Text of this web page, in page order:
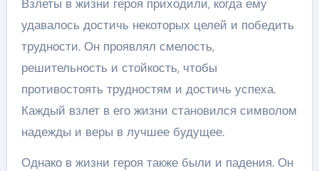
Взлеты в жизни героя приходили, когда ему
удавалось достичь некоторых целей и победить
трудности. Он проявлял смелость,
решительность и стойкость, чтобы
противостоять трудностям и достичь успеха.
Каждый взлет в его жизни становился символом
надежды и веры в лучшее будущее.
Однако в жизни героя также были и падения. Он